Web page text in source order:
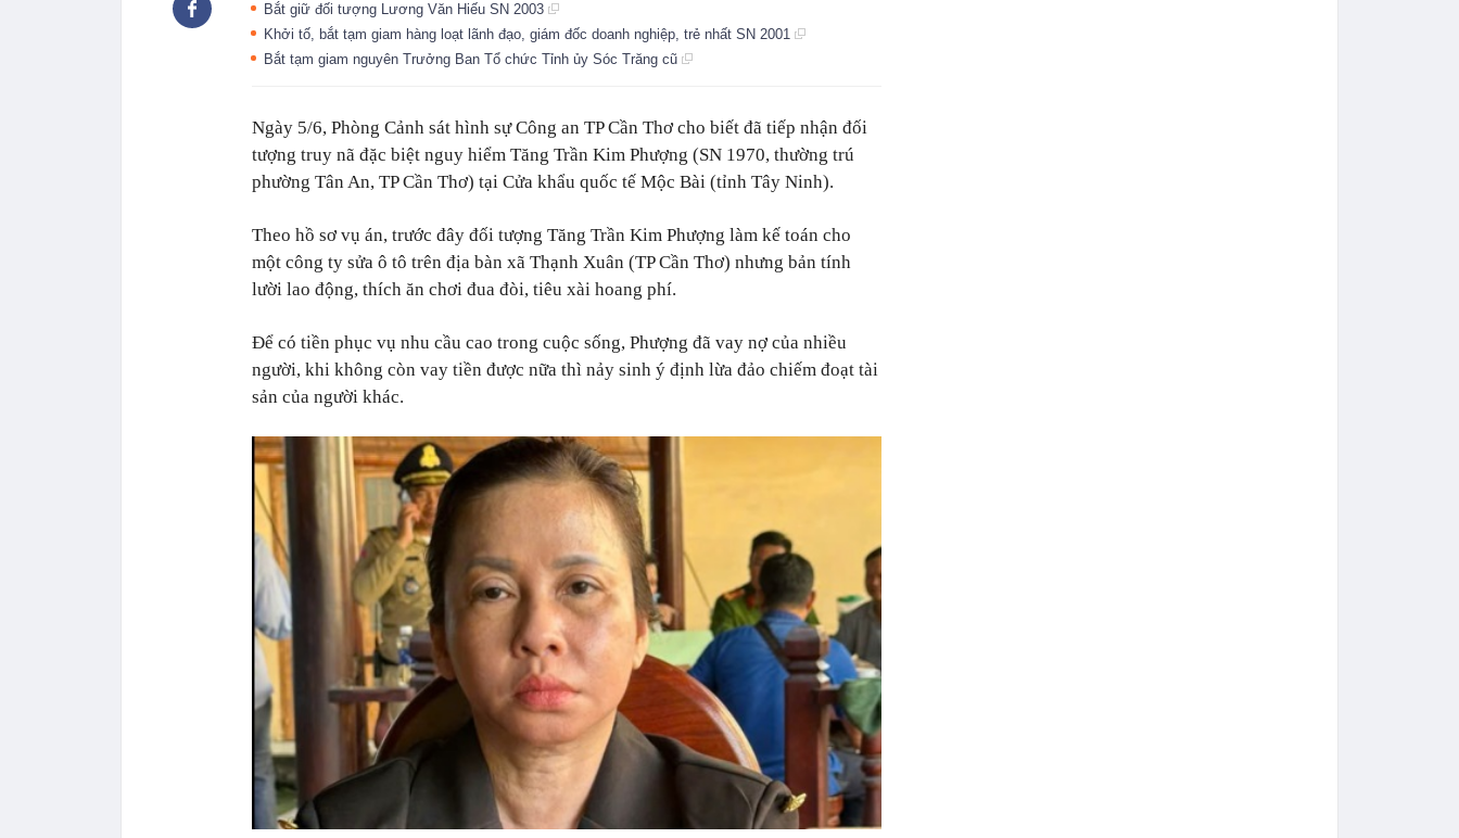
Bắt giữ đối tượng Lương Văn Hiếu SN 2003
Khởi tố, bắt tạm giam hàng loạt lãnh đạo, giám đốc doanh nghiệp, trẻ nhất SN 2001
Bắt tạm giam nguyên Trưởng Ban Tổ chức Tỉnh ủy Sóc Trăng cũ
Ngày 5/6, Phòng Cảnh sát hình sự Công an TP Cần Thơ cho biết đã tiếp nhận đối
tượng truy nã đặc biệt nguy hiểm Tăng Trần Kim Phượng (SN 1970, thường trú
phường Tân An, TP Cần Thơ) tại Cửa khẩu quốc tế Mộc Bài (tỉnh Tây Ninh).
Theo hồ sơ vụ án, trước đây đối tượng Tăng Trần Kim Phượng làm kế toán cho
một công ty sửa ô tô trên địa bàn xã Thạnh Xuân (TP Cần Thơ) nhưng bản tính
lười lao động, thích ăn chơi đua đòi, tiêu xài hoang phí.
Để có tiền phục vụ nhu cầu cao trong cuộc sống, Phượng đã vay nợ của nhiều
người, khi không còn vay tiền được nữa thì nảy sinh ý định lừa đảo chiếm đoạt tài
sản của người khác.